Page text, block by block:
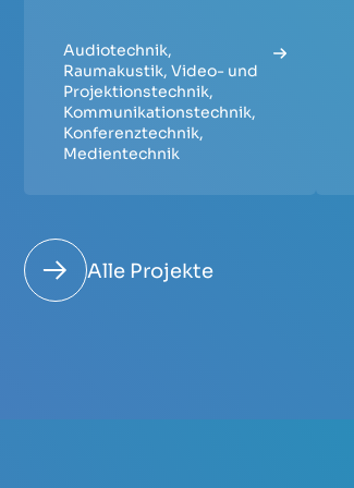
Audiotechnik,
Raumakustik, Video- und
Projektionstechnik,
Kommunikationstechnik,
Konferenztechnik,
Medientechnik
Alle Projekte